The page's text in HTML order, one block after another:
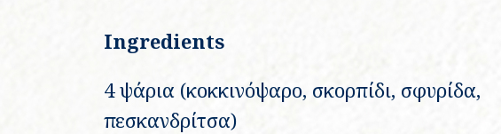
Ingredients
4 ψάρια (κοκκινόψαρο, σκορπίδι, σφυρίδα,
πεσκανδρίτσα)